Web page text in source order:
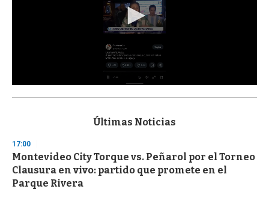
s
d
s
o
f
3
Últimas Noticias
17:00
Montevideo City Torque vs. Peñarol por el Torneo
Clausura en vivo: partido que promete en el
Parque Rivera